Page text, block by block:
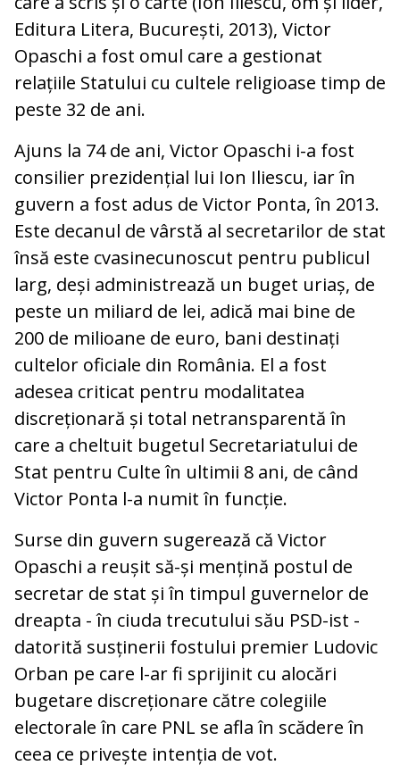
Editura Litera, București, 2013), Victor
Opaschi a fost omul care a gestionat
relațiile Statului cu cultele religioase timp de
peste 32 de ani.
Ajuns la 74 de ani, Victor Opaschi i-a fost
consilier prezidențial lui Ion Iliescu, iar în
guvern a fost adus de Victor Ponta, în 2013.
Este decanul de vârstă al secretarilor de stat
însă este cvasinecunoscut pentru publicul
larg, deși administrează un buget uriaș, de
peste un miliard de lei, adică mai bine de
200 de milioane de euro, bani destinați
cultelor oficiale din România. El a fost
adesea criticat pentru modalitatea
discreționară și total netransparentă în
care a cheltuit bugetul Secretariatului de
Stat pentru Culte în ultimii 8 ani, de când
Victor Ponta l-a numit în funcție.
Surse din guvern sugerează că Victor
Opaschi a reușit să-și mențină postul de
secretar de stat și în timpul guvernelor de
dreapta - în ciuda trecutului său PSD-ist -
datorită susținerii fostului premier Ludovic
Orban pe care l-ar fi sprijinit cu alocări
bugetare discreționare către colegiile
electorale în care PNL se afla în scădere în
ceea ce privește intenția de vot.